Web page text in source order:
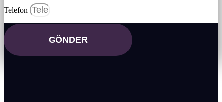
Telefon
GÖNDER
BİZİ TAKİP
EDİN